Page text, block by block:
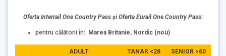
Oferta Interrail One Country Pass și Oferta Eurail One Country Pass:
pentru călătorii în: Marea Britanie, Nordic (nou)
ADULT TANAR <28 SENIOR >60